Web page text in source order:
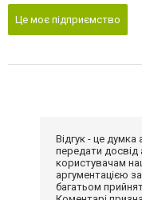
Це моє підприємство
Відгук - це
передати
користувачам
аргументацією
багатьом